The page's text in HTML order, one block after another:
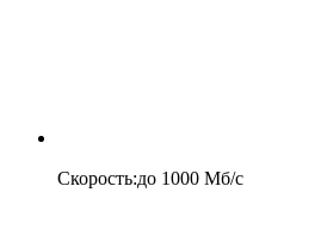
Скорость:до 1000 Мб/c